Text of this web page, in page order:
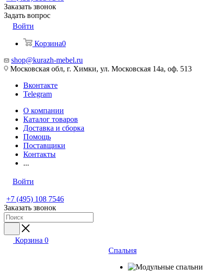
Заказать звонок
Задать вопрос
Войти
Корзина0
shop@kurazh-mebel.ru
Московская обл, г. Химки, ул. Московская 14а, оф. 513
Вконтакте
Telegram
О компании
Каталог товаров
Доставка и сборка
Помощь
Поставщики
Контакты
...
Войти
+7 (495) 108 7546
Заказать звонок
Корзина 0
Спальня